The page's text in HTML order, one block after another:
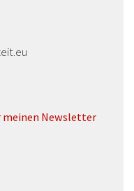
meinen Newsletter